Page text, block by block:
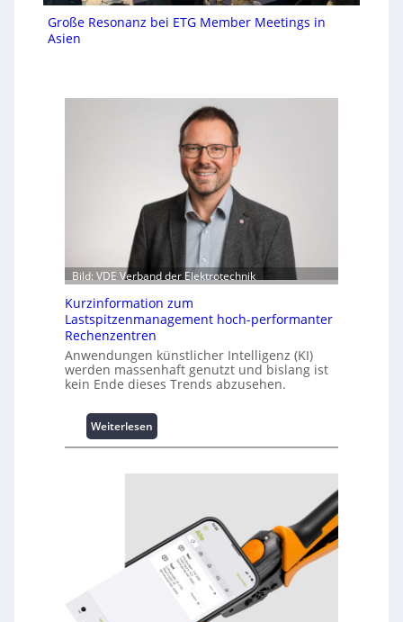
Große Resonanz bei ETG Member Meetings in
Asien
Bild: VDE Verband der Elektrotechnik
Kurzinformation zum
Lastspitzenmanagement hoch-performanter
Rechenzentren
Anwendungen künstlicher Intelligenz (KI)
werden massenhaft genutzt und bislang ist
kein Ende dieses Trends abzusehen.
Weiterlesen
K
r
f